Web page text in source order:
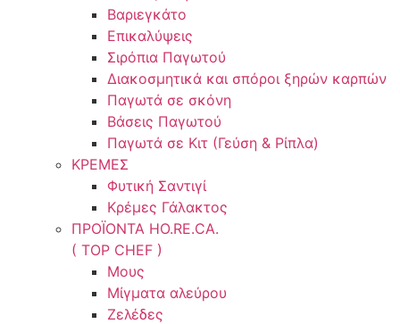
Βαριεγκάτο
Επικαλύψεις
Σιρόπια Παγωτού
Διακοσμητικά και σπόροι ξηρών καρπών
Παγωτά σε σκόνη
Βάσεις Παγωτού
Παγωτά σε Κιτ (Γεύση & Ρίπλα)
ΚΡΕΜΕΣ
Φυτική Σαντιγί
Κρέμες Γάλακτος
ΠΡΟΪΟΝΤΑ HO.RE.CA.
( TOP CHEF )
Μους
Μίγματα αλεύρου
Ζελέδες